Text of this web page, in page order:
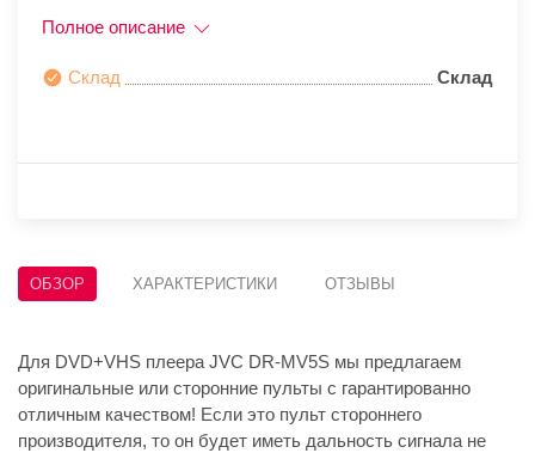
Полное описание
Склад Склад
ОБЗОР ХАРАКТЕРИСТИКИ ОТЗЫВЫ
Для DVD+VHS плеера JVC DR-MV5S мы предлагаем
оригинальные или сторонние пульты с гарантированно
отличным качеством! Если это пульт стороннего
производителя, то он будет иметь дальность сигнала не